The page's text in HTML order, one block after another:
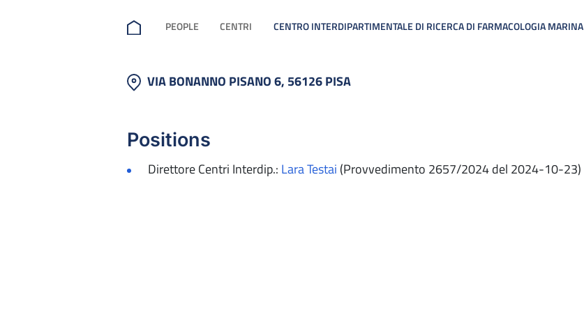
PEOPLE CENTRI CENTRO INTERDIPARTIMENTALE DI RICERCA DI FARMACOLOGIA MARINA
VIA BONANNO PISANO 6, 56126 PISA
Positions
Direttore Centri Interdip.: Lara Testai (Provvedimento 2657/2024 del 2024-10-23)